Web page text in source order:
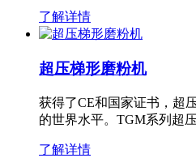
了解详情
超压梯形磨粉机
获得了CE和国家证书，超
的世界水平。TGM系列超
了解详情